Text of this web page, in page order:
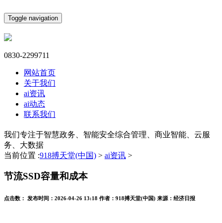
Toggle navigation
0830-2299711
网站首页
关于我们
ai资讯
ai动态
联系我们
我们专注于智慧政务、智能安全综合管理、商业智能、云服
务、大数据
当前位置 :918搏天堂(中国) > ai资讯 >
节流SSD容量和成本
点击数： 发布时间： 2026-04-26 13:18 作者： 918搏天堂(中国) 来源： 经济日报